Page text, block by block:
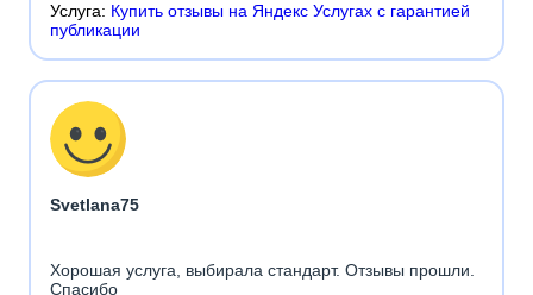
Услуга: Купить отзывы на Яндекс Услугах с гарантией
публикации
Svetlana75
Хорошая услуга, выбирала стандарт. Отзывы прошли.
Спасибо